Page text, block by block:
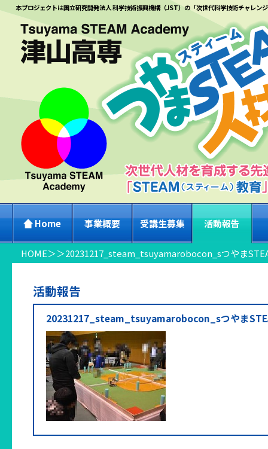
本プロジェクトは国立研究開発法人 科学技術振興機構（JST）の「次世代科学技術チャレン
Home 事業概要 受講生募集 活動報告
HOME＞＞20231217_steam_tsuyamarobocon_sつやま
活動報告
20231217_steam_tsuyamarobocon_sつやま